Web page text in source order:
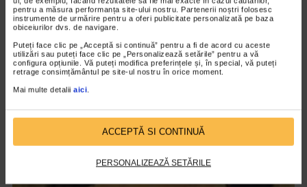
pentru a măsura performanța site-ului nostru. Partenerii noștri folosesc
instrumente de urmărire pentru a oferi publicitate personalizată pe baza
obiceiurilor dvs. de navigare.
Puteți face clic pe „Acceptă si continuă” pentru a fi de acord cu aceste
utilizări sau puteți face clic pe „Personalizează setările” pentru a vă
configura opțiunile. Vă puteți modifica preferințele și, în special, vă puteți
retrage consimțământul pe site-ul nostru în orice moment.
Mai multe detalii aici.
ACCEPTĂ SI CONTINUĂ
PERSONALIZEAZĂ SETĂRILE
„Invisible Garden #2”